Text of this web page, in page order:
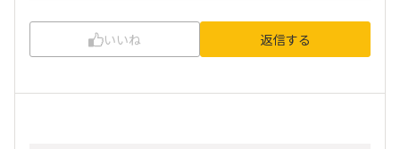
いいね 返信する